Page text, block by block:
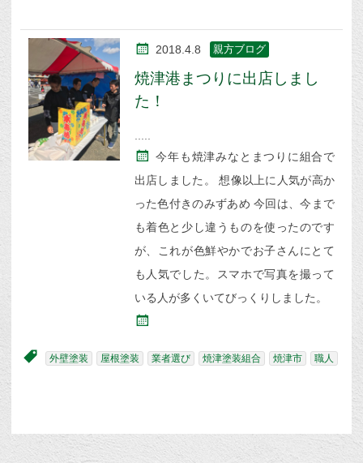
2018.4.8 親方ブログ
焼津港まつりに出店しまし
た！
今年も焼津みなとまつりに組合で
出店しました。 想像以上に人気が高か
った色付きのみずあめ 今回は、今まで
も着色と少し違うものを使ったのです
が、これが色鮮やかでお子さんにとて
も人気でした。スマホで写真を撮って
いる人が多くいてびっくりしました。
外壁塗装 屋根塗装 業者選び 焼津塗装組合 焼津市 職人